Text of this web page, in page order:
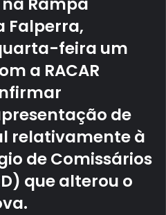
Falperra,
feira um
a RACAR
de
relativamente à
de Comissários
que alterou o